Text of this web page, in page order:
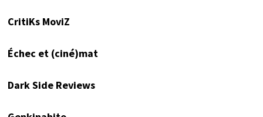
CritiKs MoviZ
Échec et (ciné)mat
Dark Side Reviews